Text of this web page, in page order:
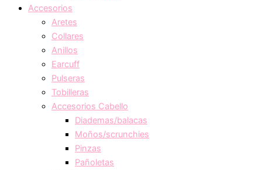
Accesorios
Aretes
Collares
Anillos
Earcuff
Pulseras
Tobilleras
Accesorios Cabello
Diademas/balacas
Moños/scrunchies
Pinzas
Pañoletas